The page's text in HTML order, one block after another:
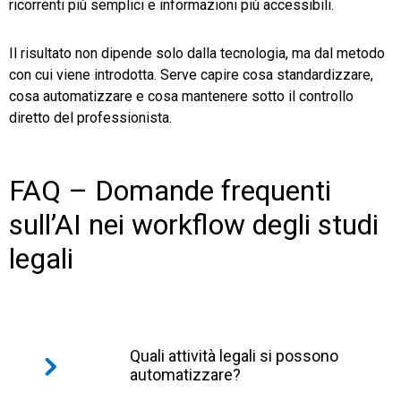
ricorrenti più semplici e informazioni più accessibili.
Il risultato non dipende solo dalla tecnologia, ma dal metodo
con cui viene introdotta. Serve capire cosa standardizzare,
cosa automatizzare e cosa mantenere sotto il controllo
diretto del professionista.
FAQ – Domande frequenti
sull’AI nei workflow degli studi
legali
Quali attività legali si possono
automatizzare?